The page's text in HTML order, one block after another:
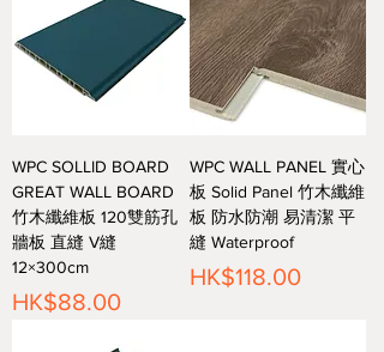
WPC SOLLID BOARD
GREAT WALL BOARD
竹木纖維板 120雙筋孔
牆板 直縫 V縫
12×300cm
價格
HK$88.00
WPC WALL PANEL 實心
板 Solid Panel 竹木纖維
板 防水防潮 易清潔 平
縫 Waterproof
價格
HK$118.00